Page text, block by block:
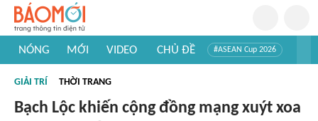
NÓNG MỚI VIDEO CHỦ ĐỀ #ASEAN Cup 2026
#Khám phá thế giới
GIẢI TRÍ THỜI TRANG
Bạch Lộc khiến cộng đồng mạng xuýt xoa